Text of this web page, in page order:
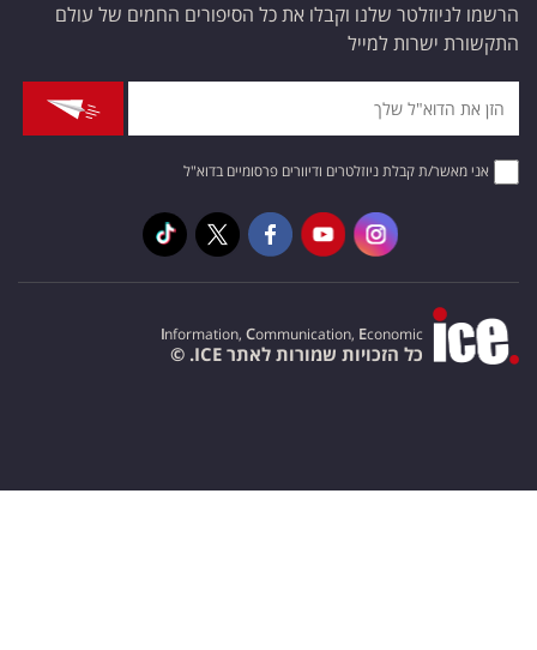
הרשמו לניוזלטר שלנו וקבלו את כל הסיפורים החמים של עולם
התקשורת ישרות למייל
אני מאשר/ת קבלת ניוזלטרים ודיוורים פרסומיים בדוא"ל
Information, Communication, Economic
כל הזכויות שמורות לאתר ICE. ©